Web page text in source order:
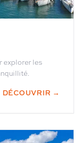
explorer les
DÉCOUVRIR →